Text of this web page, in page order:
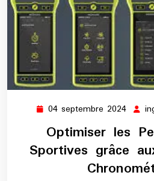
04 septembre 2024 04
2024
Optimiser les
Sportives grâce